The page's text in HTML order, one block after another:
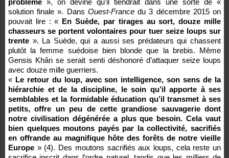
problème », on devine qu’il tiendrait dans une sorte de «
solution finale ». Dans Ouest-Francedu 3 décembre 2015 on
pouvait lire : « En Suède, par tirages au sort, douze mille
chasseurs se portent volontaires pour tuer seize loups sur
trente ». La Suède, qui a aussi ses prédateurs qui chassent
plutôt la femme suédoise bien blonde que la brebis. Même
Gensis Khân se serait senti déshonoré d’attaquer seize loups
avec douze mille guerriers.
« Le retour du loup, avec son intelligence, son sens de la
hiérarchie et de la discipline, le soin qu’il apporte à ses
semblables et la formidable éducation qu’il transmet à ses
petits, offre un peu de cette grandiose sauvagerie dont
notre civilisation dégénérée a plus que besoin. Cela vaut
bien quelques moutons payés par la collectivité, sacrifiés
en offrande au magnifique hôte des forêts de notre vieille
Europe » (4). Des moutons sacrifiés aux loups, cela reste un